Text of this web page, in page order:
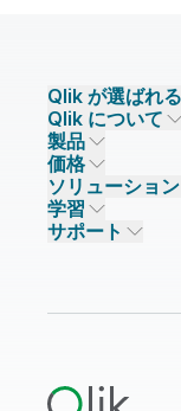
Qlik が選ばれ
Qlik が選ばれる理
信頼とセキュリテ
信頼とプライバシ
信頼と AI
主なテクノロジー
データソースとタ
Qlik について
企業情報
採用情報
ニュースルーム
事業所 / 連絡先
製品
データ統合とデー
Qlik Talend
Qlik Talend Cloud
Talend Data
価格
データ統合
データ分析
AI / 機械学習
ソリューション
ソリューションパ
パートナー検索
学習
イベント
サポート